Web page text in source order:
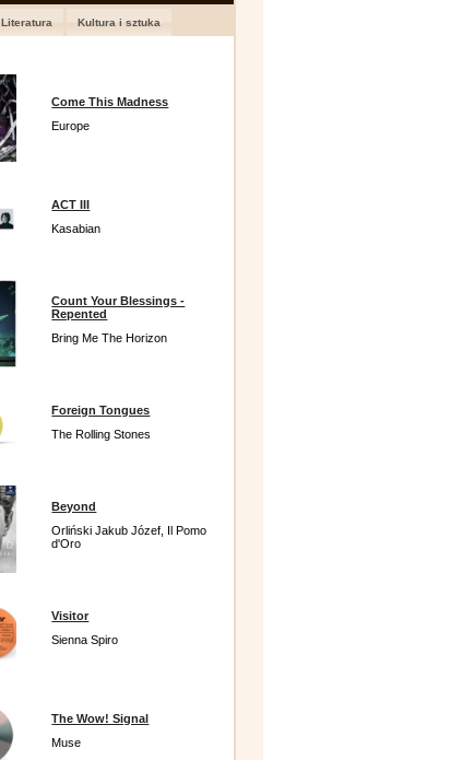
Literatura Kultura i sztuka
Come This Madness
Europe
ACT III
Kasabian
Count Your Blessings -
Repented
Bring Me The Horizon
Foreign Tongues
The Rolling Stones
Beyond
Orliński Jakub Józef, Il Pomo
d'Oro
Visitor
Sienna Spiro
The Wow! Signal
Muse